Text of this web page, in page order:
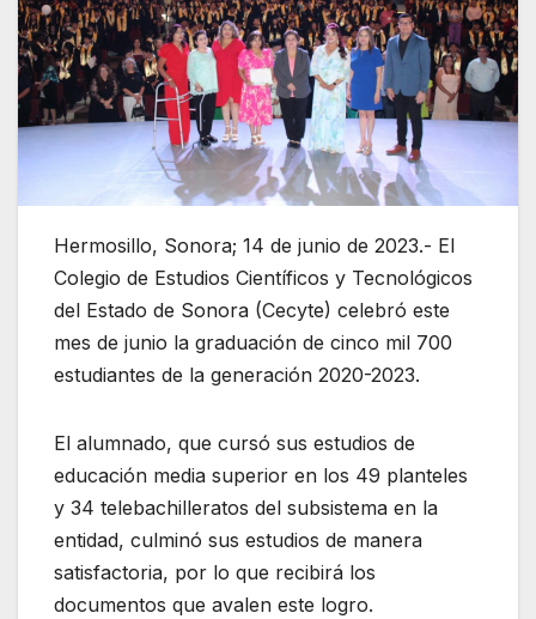
Hermosillo, Sonora; 14 de junio de 2023.- El
Colegio de Estudios Científicos y Tecnológicos
del Estado de Sonora (Cecyte) celebró este
mes de junio la graduación de cinco mil 700
estudiantes de la generación 2020-2023.
El alumnado, que cursó sus estudios de
educación media superior en los 49 planteles
y 34 telebachilleratos del subsistema en la
entidad, culminó sus estudios de manera
satisfactoria, por lo que recibirá los
documentos que avalen este logro.